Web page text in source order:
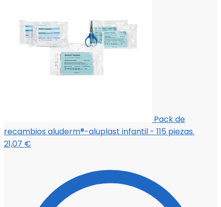
Pack de
recambios aluderm®-aluplast infantil - 115 piezas.
21,07 €